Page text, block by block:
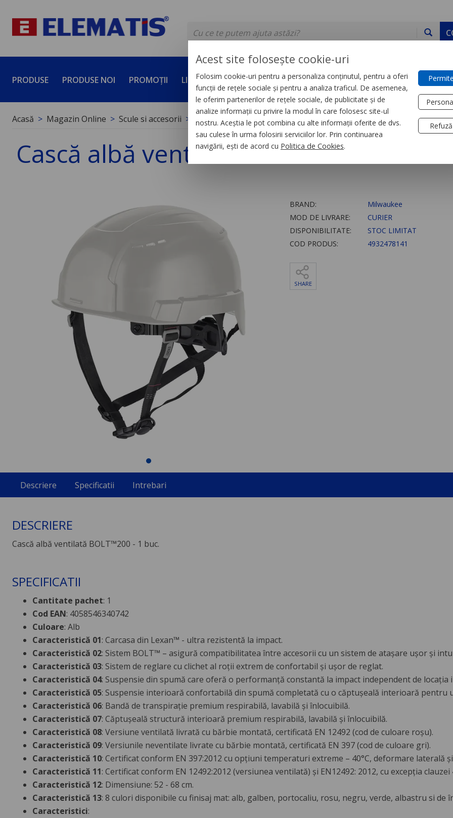
PRODUSE PRODUSE NOI PROMOȚII LICHIDĂRI DE STOC SERVICII DEVINO PARTENER CONTACT
Acasă Magazin Online Scule si accesorii Protecția capului
Cască albă ventilată BOLT™200 - 1 buc.
BRAND:
Milwaukee
MOD DE LIVRARE:
CURIER
DISPONIBILITATE:
STOC LIMITAT
COD PRODUS:
4932478141
SHARE
Descriere Specificatii Intrebari
DESCRIERE
Cască albă ventilată BOLT™200 - 1 buc.
SPECIFICATII
Cantitate pachet: 1
Cod EAN: 4058546340742
Culoare: Alb
Caracteristică 01: Carcasa din Lexan™ - ultra rezistentă la impact.
Caracteristică 02: Sistem BOLT™ – asigură compatibilitatea între accesorii cu un sistem de atașare ușor și
Caracteristică 03: Sistem de reglare cu clichet al roții extrem de confortabil și ușor de reglat.
Caracteristică 04: Suspensie din spumă care oferă o performanță constantă la impact independent de locația
Caracteristică 05: Suspensie interioară confortabilă din spumă completată cu o căptușeală interioară pentru
Caracteristică 06: Bandă de transpirație premium respirabilă, lavabilă și înlocuibilă.
Caracteristică 07: Căptușeală structură interioară premium respirabilă, lavabilă și înlocuibilă.
Caracteristică 08: Versiune ventilată livrată cu bărbie montată, certificată EN 12492 (cod de culoare roșu).
Caracteristică 09: Versiunile neventilate livrate cu bărbie montată, certificată EN 397 (cod de culoare gri).
Caracteristică 10: Certificat conform EN 397:2012 cu opțiuni temperaturi extreme – 40°C, deformare laterală
Caracteristică 11: Certificat conform EN 12492:2012 (versiunea ventilată) și EN12492: 2012, cu excepția
Caracteristică 12: Dimensiune: 52 - 68 cm.
Caracteristică 13: 8 culori disponibile cu finisaj mat: alb, galben, portocaliu, rosu, negru, verde, albastru si de
Caracteristici:
Acest site folosește cookie-uri
Folosim cookie-uri pentru a personaliza conținutul, pentru a oferi
funcții de rețele sociale și pentru a analiza traficul. De asemenea,
le oferim partenerilor de rețele sociale, de publicitate și de
analize informații cu privire la modul în care folosesc site-ul
nostru. Aceștia le pot combina cu alte informații oferite de dvs.
sau culese în urma folosirii serviciilor lor. Prin continuarea
navigării, ești de acord cu Politica de Cookies.